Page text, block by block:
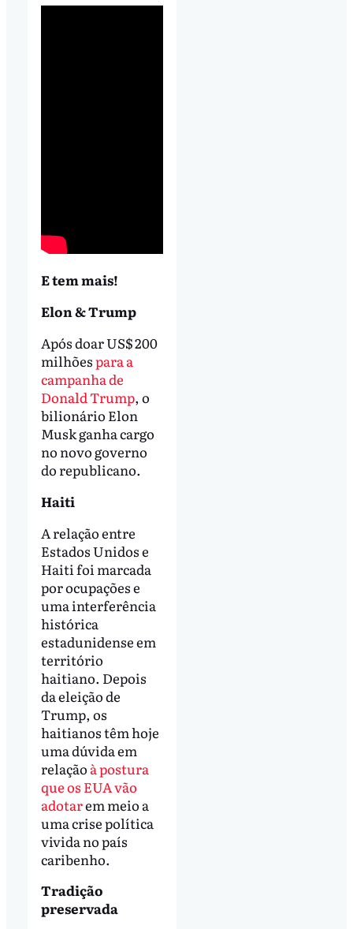
E tem mais!
Elon & Trump
Após doar US$ 200
milhõespara a
campanha de
Donald Trump, o
bilionário Elon
Musk ganha cargo
no novo governo
do republicano.
Haiti
A relação entre
Estados Unidos e
Haiti foi marcada
por ocupações e
uma interferência
histórica
estadunidense em
território
haitiano. Depois
da eleição de
Trump, os
haitianos têm hoje
uma dúvida em
relação à postura
que os EUA vão
adotarem meio a
uma crise política
vivida no país
caribenho.
Tradição
preservada